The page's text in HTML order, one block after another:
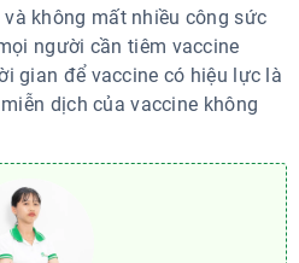
không mất nhiều công sức
người cần tiêm vaccine
gian để vaccine có hiệu lực là
dịch của vaccine không